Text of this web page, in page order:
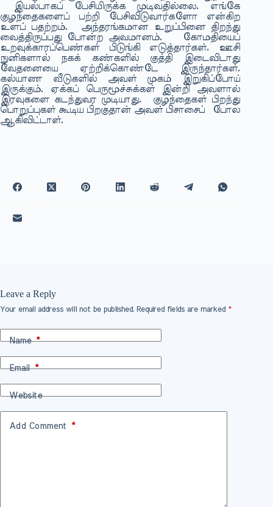
இயல்பாகப் பேசியிருக்க முடிவதில்லை. எங்கே
குழந்தைகளைப் பற்றி பேசிவிடுவார்களோ என்கிற
உளப் பதற்றம். அந்தரங்கமான உறுப்பினை திறந்து
வைத்திருப்பது போன்ற அவமானம். கோமதியைப்
உறவுக்காரப்பெண்கள் பிடுங்கி எடுத்தார்கள். ஊசி
நுனிகளால் நகக் கண்களில் குத்தி இடைவிடாது
வேதனையை ஏற்றிக்கொண்டே இருந்தார்கள்.
கல்யாண வீடுகளில் அவள் முகம் இறுகிப்போய்
இருக்கும். ஏக்கப் பெருமூச்சுக்கள் இன்றி அவளால்
இரவுகளை கடந்துவர முடியாது. குழந்தைகள் பிறந்து
பொறுப்புகள் கூடிய பிறகுதான் அவள் பிசாசைப் போல
ஆகிவிட்டாள்.
Leave a Reply
Your email address will not be published. Required fields are marked *
Name*
Email*
Website
Add Comment *